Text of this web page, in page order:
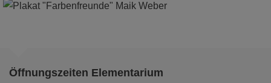
Öffnungszeiten Elementarium